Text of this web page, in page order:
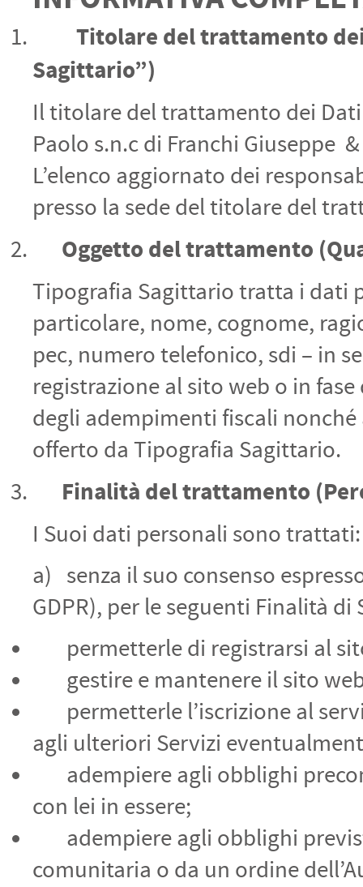
PETTORALI
PETTORALI NUMERI DA
GARA
PETTORALI CON NOME ATLETA
NUMERI DA GARA MTB
Titolare del trattamento
Sagittario”)
Il titolare del trattamento dei
Paolo s.n.c di Franchi Giuseppe &
L’elenco aggiornato dei
presso la sede del titolare del
Oggetto del trattamento
Tipografia Sagittario tratta i dati
particolare, nome, cognome,
pec, numero telefonico, sdi – in
registrazione al sito web o in
degli adempimenti fiscali
offerto da Tipografia Sagittario.
Finalità del trattamento
I Suoi dati personali sono trattati:
a) senza il suo consenso
GDPR), per le seguenti Finalità
permetterle di registrarsi al
gestire e mantenere il sito
permetterle l’iscrizione al
agli ulteriori Servizi
adempiere agli obblighi
con lei in essere;
adempiere agli obblighi
comunitaria o da un ordine